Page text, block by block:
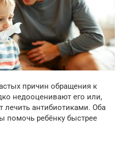
причин обращения к
недооценивают его или,
лечить антибиотиками. Оба
помочь ребёнку быстрее